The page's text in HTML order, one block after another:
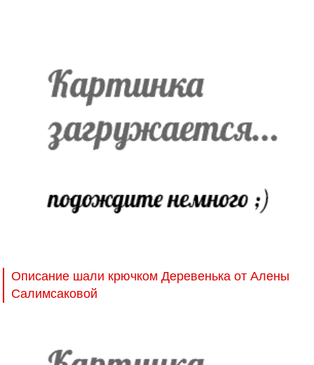
Описание шали крючком Деревенька от Алены
Салимсаковой